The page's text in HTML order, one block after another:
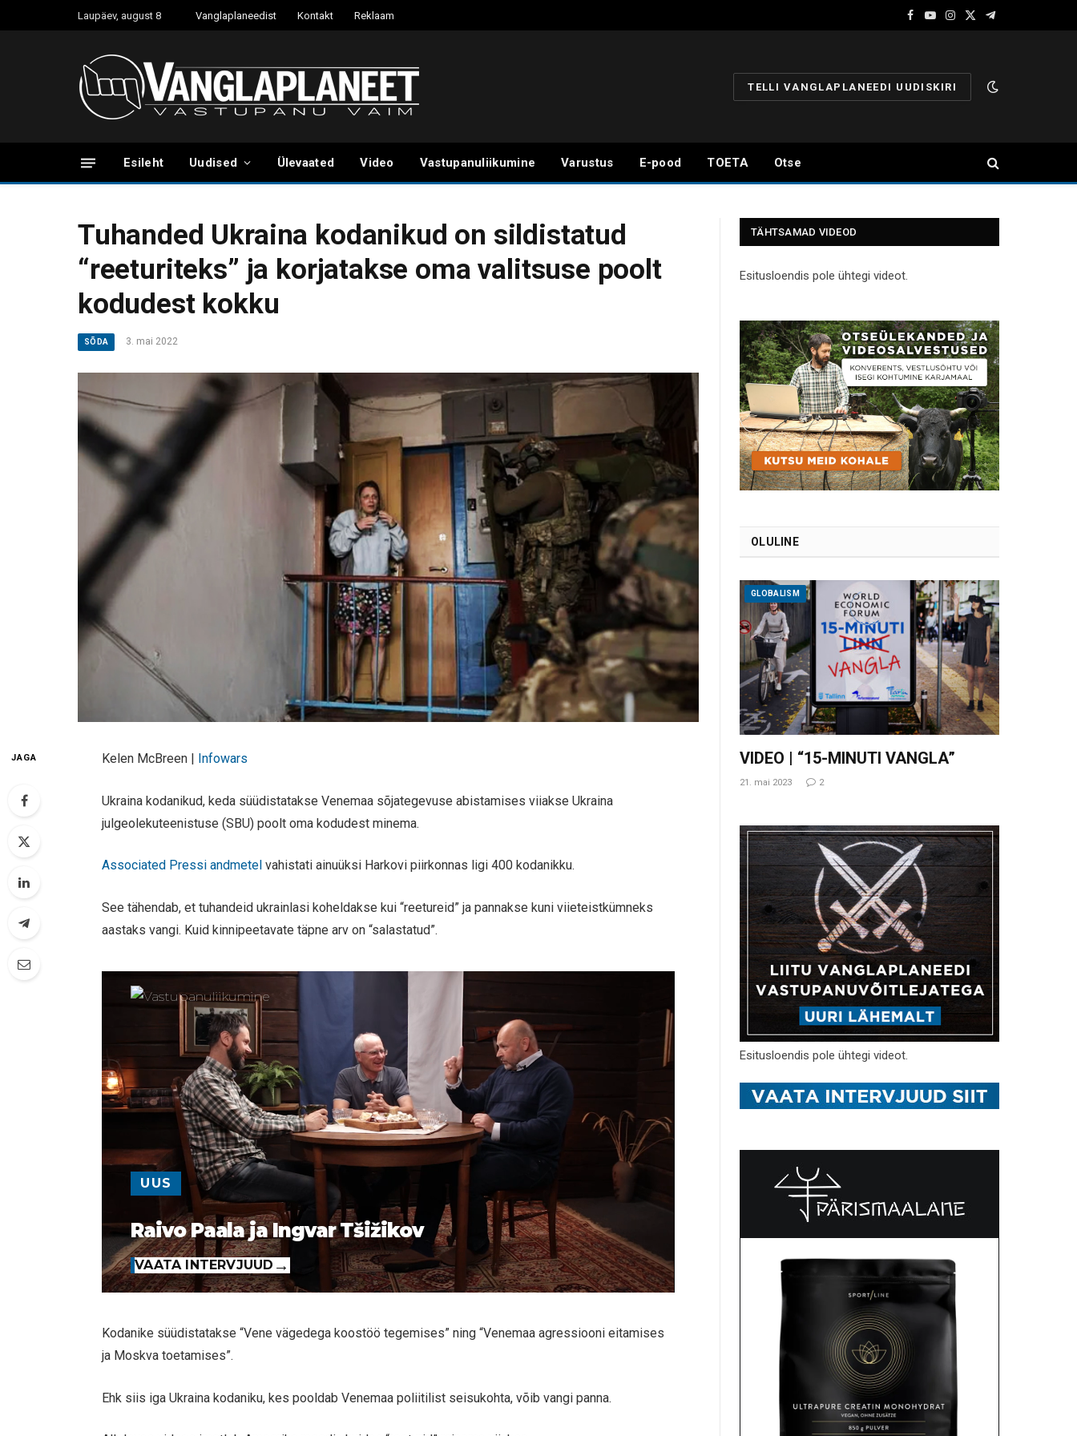
Laupäev, august 8 Vanglaplaneedist Kontakt Reklaam
Facebook
YouTube
Instagram
X
Telegram
TELLI VANGLAPLANEEDI UUDISKIRI
Esileht Uudised Ülevaated Video Vastupanuliikumine Varustus E-pood TOETA Otse
Tuhanded Ukraina kodanikud on sildistatud
“reeturiteks” ja korjatakse oma valitsuse poolt
kodudest kokku
SÕDA 3. mai 2022
JAGA Kelen McBreen | Infowars
Ukraina kodanikud, keda süüdistatakse Venemaa sõjategevuse abistamises viiakse Ukraina
julgeolekuteenistuse (SBU) poolt oma kodudest minema.
Associated Pressi andmetel vahistati ainuüksi Harkovi piirkonnas ligi 400 kodanikku.
See tähendab, et tuhandeid ukrainlasi koheldakse kui “reetureid” ja pannakse kuni viieteistkümneks
aastaks vangi. Kuid kinnipeetavate täpne arv on “salastatud”.
UUS
Raivo Paala ja Ingvar Tšižikov
VAATA INTERVJUUD
Kodanike süüdistatakse “Vene vägedega koostöö tegemises” ning “Venemaa agressiooni eitamises
ja Moskva toetamises”.
Ehk siis iga Ukraina kodaniku, kes pooldab Venemaa poliitilist seisukohta, võib vangi panna.
TÄHTSAMAD VIDEOD
Esitusloendis pole ühtegi videot.
OLULINE
GLOBALISM
VIDEO | “15-MINUTI VANGLA”
21. mai 2023 2
Esitusloendis pole ühtegi videot.